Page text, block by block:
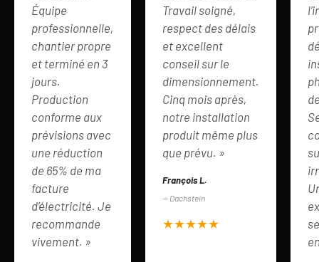
Équipe
professionnelle,
chantier propre
et terminé en 3
jours.
Production
conforme aux
prévisions avec
une réduction
de 65% de ma
facture
d’électricité. Je
recommande
vivement. »
Travail soigné,
respect des délais
et excellent
conseil sur le
dimensionnement.
Cinq mois après,
notre installation
produit même plus
que prévu. »
François L.
— Dachstein
★★★★★